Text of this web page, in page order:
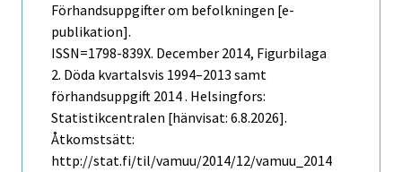
Förhandsuppgifter om befolkningen [e-
publikation].
ISSN=1798-839X. December 2014, Figurbilaga
2. Döda kvartalsvis 1994–2013 samt
förhandsuppgift 2014 . Helsingfors:
Statistikcentralen [hänvisat: 6.8.2026].
Åtkomstsätt:
http://stat.fi/til/vamuu/2014/12/vamuu_2014